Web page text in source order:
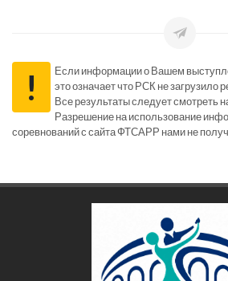
!
Если информации о Вашем
это означает что РСК не загрузило
Все результаты следует смотреть
Разрешение на использование
соревнований с сайта ФТСАРР нами не